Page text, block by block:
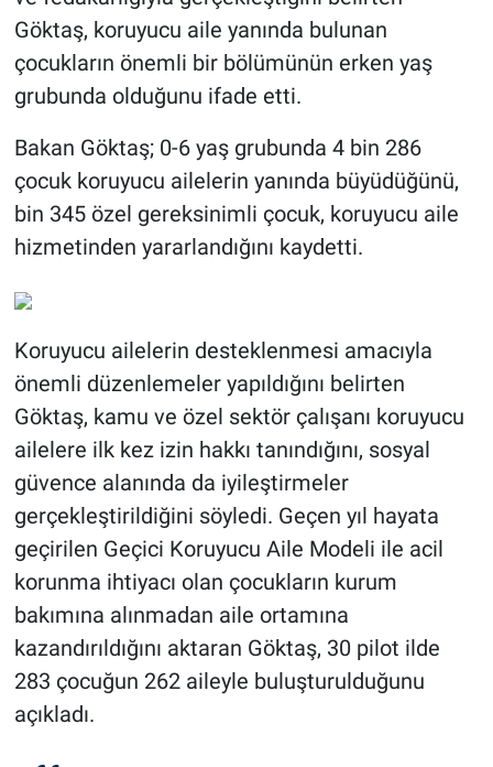
Göktaş, koruyucu aile yanında bulunan
çocukların önemli bir bölümünün erken yaş
grubunda olduğunu ifade etti.
Bakan Göktaş; 0-6 yaş grubunda 4 bin 286
çocuk koruyucu ailelerin yanında büyüdüğünü,
bin 345 özel gereksinimli çocuk, koruyucu aile
hizmetinden yararlandığını kaydetti.
Koruyucu ailelerin desteklenmesi amacıyla
önemli düzenlemeler yapıldığını belirten
Göktaş, kamu ve özel sektör çalışanı koruyucu
ailelere ilk kez izin hakkı tanındığını, sosyal
güvence alanında da iyileştirmeler
gerçekleştirildiğini söyledi. Geçen yıl hayata
geçirilen Geçici Koruyucu Aile Modeli ile acil
korunma ihtiyacı olan çocukların kurum
bakımına alınmadan aile ortamına
kazandırıldığını aktaran Göktaş, 30 pilot ilde
283 çocuğun 262 aileyle buluşturulduğunu
açıkladı.